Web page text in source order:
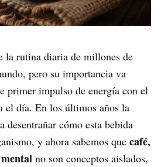
la rutina diaria de millones de
pero su importancia va
primer impulso de energía con el
el día. En los últimos años la
desentrañar cómo esta bebida
y ahora sabemos que café,
no son conceptos aislados,